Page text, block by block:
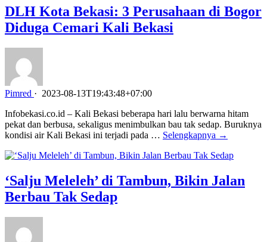
DLH Kota Bekasi: 3 Perusahaan di Bogor
Diduga Cemari Kali Bekasi
Pimred · 2023-08-13T19:43:48+07:00
Infobekasi.co.id – Kali Bekasi beberapa hari lalu berwarna hitam
pekat dan berbusa, sekaligus menimbulkan bau tak sedap. Buruknya
kondisi air Kali Bekasi ini terjadi pada … Selengkapnya →
‘Salju Meleleh’ di Tambun, Bikin Jalan
Berbau Tak Sedap